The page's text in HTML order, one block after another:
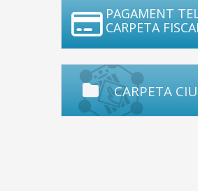
PAGAMENT
CARPETA
CARPETA